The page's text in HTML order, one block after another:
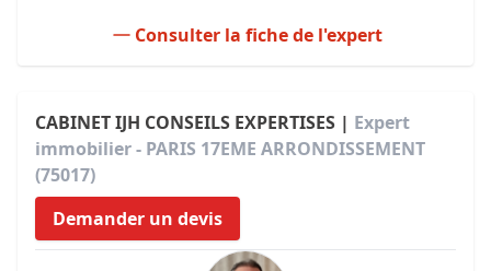
Consulter la fiche de l'expert
CABINET IJH CONSEILS EXPERTISES | Expert
immobilier - PARIS 17EME ARRONDISSEMENT
(75017)
Demander un devis